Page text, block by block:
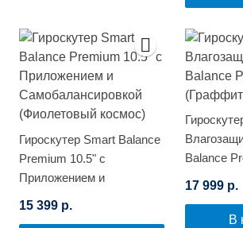
Гироскутер Smart Balance
Premium 10.5" с
Приложением и
(Фиолетовый космос)
15 399 р.
Balance
17 999 р.
В